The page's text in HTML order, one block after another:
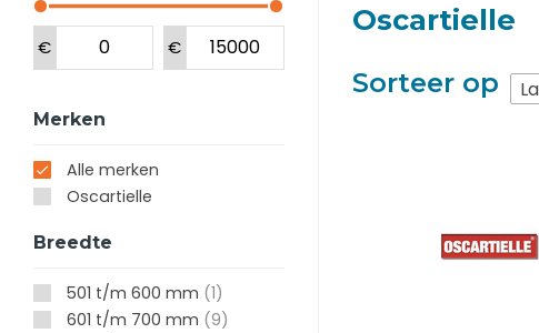
€ €
Merken
Alle merken
Oscartielle
Breedte
501 t/m 600 mm (1)
601 t/m 700 mm (9)
Oscartielle
Sorteer op